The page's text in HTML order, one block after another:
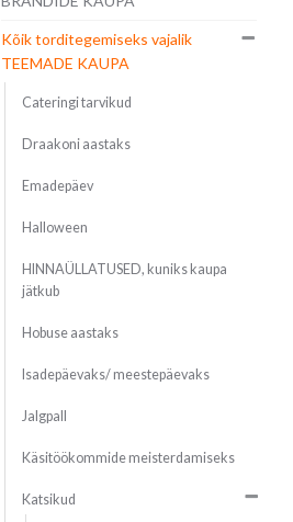
Kõik torditegemiseks vajalik
TEEMADE KAUPA
Cateringi tarvikud
Draakoni aastaks
Emadepäev
Halloween
HINNAÜLLATUSED, kuniks kaupa
jätkub
Hobuse aastaks
Isadepäevaks/ meestepäevaks
Jalgpall
Käsitöökommide meisterdamiseks
Katsikud